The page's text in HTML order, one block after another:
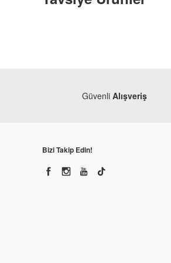
Güvenli Alışveriş
Bizi Takip Edin!